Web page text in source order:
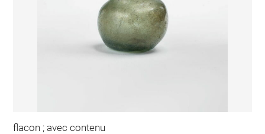
flacon ; avec contenu